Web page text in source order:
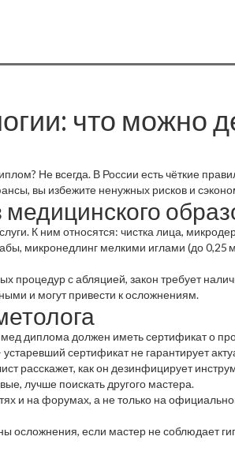
что можно
Не всегда. В России есть чёткие
вы избежите ненужных рисков и
К ним относятся: чистка лица,
микронедлинг мелкими иглами (до 0,25
процедур с абляцией, закон требует
и могут привести к осложнениям.
диплома должен иметь сертификат о
сертификат не гарантирует
расскажет, как он дезинфицирует
лучше поискать другого мастера.
и на форумах, а не только на
если мастер не соблюдает